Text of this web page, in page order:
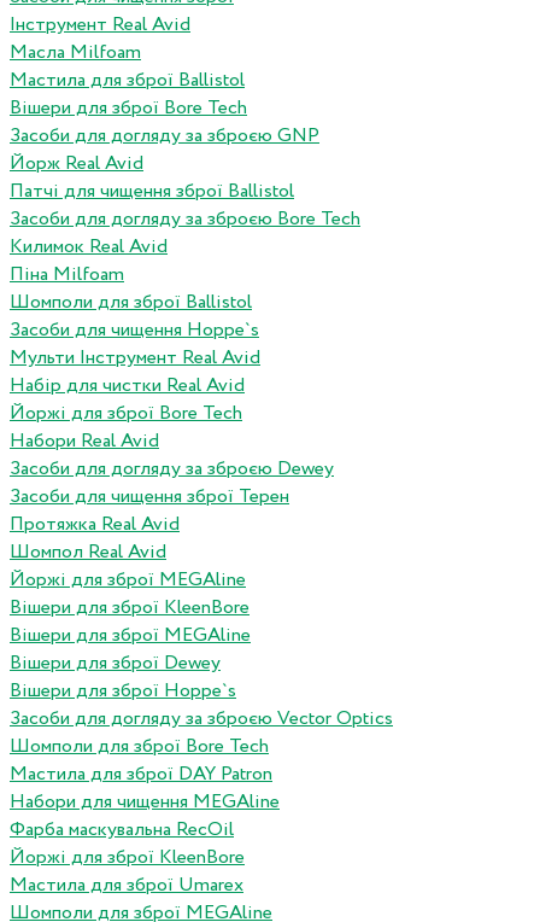
Інструмент Real Avid
Масла Milfoam
Мастила для зброї Ballistol
Вішери для зброї Bore Tech
Засоби для догляду за зброєю GNP
Йорж Real Avid
Патчі для чищення зброї Ballistol
Засоби для догляду за зброєю Bore Tech
Килимок Real Avid
Піна Milfoam
Шомполи для зброї Ballistol
Засоби для чищення Hoppe`s
Мульти Інструмент Real Avid
Набір для чистки Real Avid
Йоржі для зброї Bore Tech
Набори Real Avid
Засоби для догляду за зброєю Dewey
Засоби для чищення зброї Терен
Протяжка Real Avid
Шомпол Real Avid
Йоржі для зброї MEGAline
Вішери для зброї KleenBore
Вішери для зброї MEGAline
Вішери для зброї Dewey
Вішери для зброї Hoppe`s
Засоби для догляду за зброєю Vector Optics
Шомполи для зброї Bore Tech
Мастила для зброї DAY Patron
Набори для чищення MEGAline
Фарба маскувальна RecOil
Йоржі для зброї KleenBore
Мастила для зброї Umarex
Шомполи для зброї MEGAline